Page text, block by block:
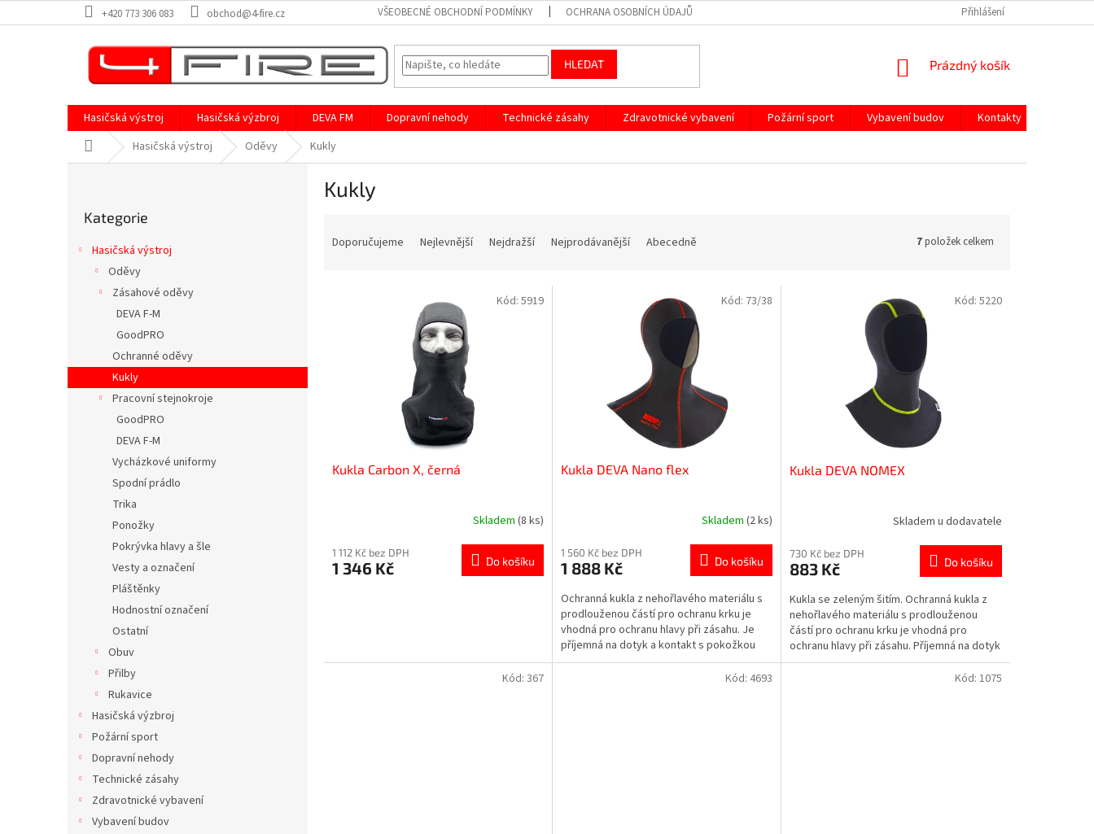
na
+420 773 306 083 obchod@4-fire.cz VŠEOBECNÉ OBCHODNÍ PODMÍNKY OCHRANA OSOBNÍCH ÚDAJŮ Přihlášení
HLEDAT
NÁKUPNÍ
Prázdný košík
Hasičská výstroj Hasičská výzbroj DEVA FM Dopravní nehody Technické zásahy Zdravotnické vybavení Požární sport Vybavení budov
Kontakty
Domů Hasičská výstroj Oděvy Kukly
n
e
kategorie
Kategorie
Hasičská výstroj
Oděvy
Zásahové oděvy
DEVA F-M
GoodPRO
Ochranné oděvy
Kukly
Pracovní stejnokroje
GoodPRO
DEVA F-M
Vycházkové uniformy
Spodní prádlo
Trika
Ponožky
Pokrývka hlavy a šle
Vesty a označení
Pláštěnky
Hodnostní označení
Ostatní
Obuv
Přilby
Rukavice
Hasičská výzbroj
Požární sport
Dopravní nehody
Technické zásahy
Zdravotnické vybavení
Vybavení budov
Kukly
Doporučujeme Nejlevnější Nejdražší Nejprodávanější Abecedně 7položek celkem
Kukla Carbon X, černá
Skladem (8 ks)
1 112 Kč bez DPH
1 346 Kč Do košíku
Kód: 5919
Kukla DEVA Nano flex
Skladem (2 ks)
1 560 Kč bez DPH
1 888 Kč Do košíku
Ochranná kukla z nehořlavého materiálu s
prodlouženou částí pro ochranu krku je
vhodná pro ochranu hlavy při zásahu. Je
příjemná na dotyk a kontakt s pokožkou
obličeje díky...
Kód: 73/38
Kukla DEVA NOMEX
Skladem u dodavatele
730 Kč bez DPH
883 Kč Do košíku
Kukla se zeleným šitím. Ochranná kukla z
nehořlavého materiálu s prodlouženou
částí pro ochranu krku je vhodná pro
ochranu hlavy při zásahu. Příjemná na dotyk
a kontakt s...
Kód: 5220
Kód: 367 Kód: 4693 Kód: 1075